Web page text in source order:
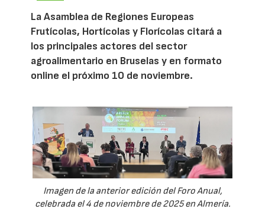
La Asamblea de Regiones Europeas
Frutícolas, Hortícolas y Florícolas citará a
los principales actores del sector
agroalimentario en Bruselas y en formato
online el próximo 10 de noviembre.
Imagen de la anterior edición del Foro Anual,
celebrada el 4 de noviembre de 2025 en Almería.